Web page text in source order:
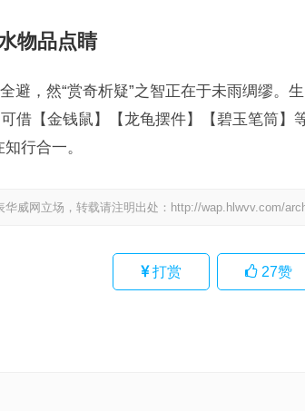
物品点睛
避，然“赏奇析疑”之智正在于未雨绸缪。
借【金钱鼠】【龙龟摆件】【碧玉笔筒】
行合一。
威网立场，转载请注明出处： http://wap.hlwvv.com/
打赏 27赞